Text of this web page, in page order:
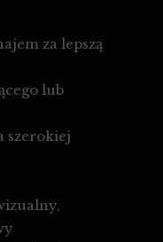
za lepszą
lub
szerokiej